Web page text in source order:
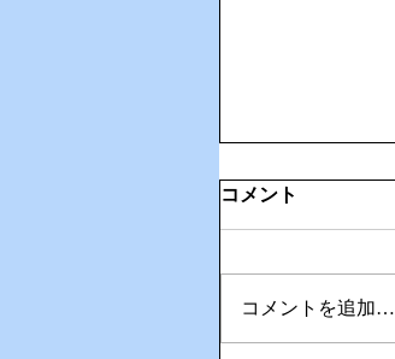
コメント
コメントを追加…